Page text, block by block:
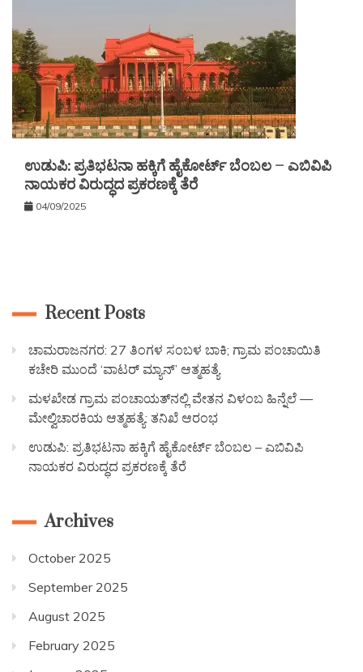
ಉಡುಪಿ: ಪ್ರತಿಭಟನಾ ಹಕ್ಕಿಗೆ ಹೈಕೋರ್ಟ್ ಬೆಂಬಲ – ಎಬಿವಿಪಿ
ನಾಯಕರ ವಿರುದ್ಧದ ಪ್ರಕರಣಕ್ಕೆ ತೆರೆ
04/09/2025
Recent Posts
ಚಾಮರಾಜನಗರ: 27 ತಿಂಗಳ ಸಂಬಳ ಬಾಕಿ; ಗ್ರಾಮ ಪಂಚಾಯಿತಿ
ಕಚೇರಿ ಮುಂದೆ ‘ವಾಟರ್ ಮ್ಯಾನ್’ ಆತ್ಮಹತ್ಯೆ
ಮಳಖೇಡ ಗ್ರಾಮ ಪಂಚಾಯತ್‌ನಲ್ಲಿ ವೇತನ ವಿಳಂಬ ಹಿನ್ನೆಲೆ —
ಮೇಲ್ವಿಚಾರಕಿಯ ಆತ್ಮಹತ್ಯೆ: ತನಿಖೆ ಆರಂಭ
ಉಡುಪಿ: ಪ್ರತಿಭಟನಾ ಹಕ್ಕಿಗೆ ಹೈಕೋರ್ಟ್ ಬೆಂಬಲ – ಎಬಿವಿಪಿ
ನಾಯಕರ ವಿರುದ್ಧದ ಪ್ರಕರಣಕ್ಕೆ ತೆರೆ
Archives
October 2025
September 2025
August 2025
February 2025